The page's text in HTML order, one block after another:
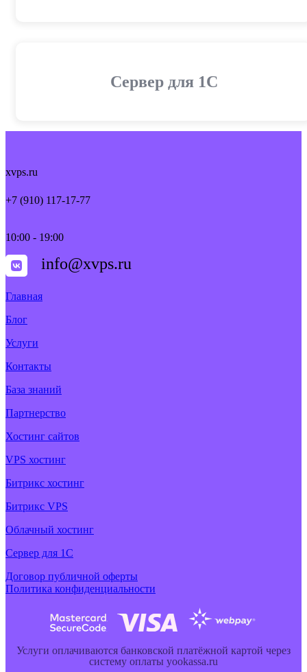
Cервер для 1С
xvps.ru
+7 (910) 117-17-77
10:00 - 19:00
info@xvps.ru
Главная
Блог
Услуги
Контакты
База знаний
Партнерство
Хостинг сайтов
VPS хостинг
Битрикс хостинг
Битрикс VPS
Облачный хостинг
Cервер для 1С
Договор публичной оферты
Политика конфиденциальности
Услуги оплачиваются банковской платёжной картой через
систему оплаты yookassa.ru